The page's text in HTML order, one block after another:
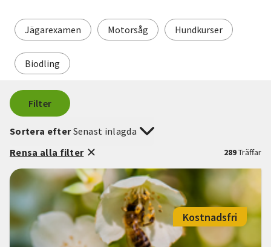
Jägarexamen Motorsåg Hundkurser
Biodling
Filter
289Träffar
Sortera efterSenast inlagda
Rensa alla filter
Kostnadsfri